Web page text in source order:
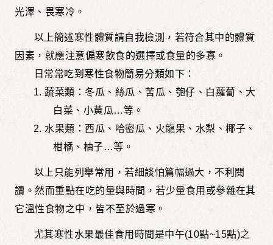
光澤、畏寒冷。
以上簡述寒性體質請自我檢測，若符合其中的體質
因素，就應注意偏寒飲食的選擇或食量的多寡。
日常常吃到寒性食物簡易分類如下：
1. 蔬菜類：冬瓜、絲瓜、苦瓜、匏仔、白蘿蔔、大
白菜、小黃瓜…等。
2. 水果類：西瓜、哈密瓜、火龍果、水梨、椰子、
柑橘、柚子…等。
以上只能列舉常用，若細談怕篇幅過大，不利閱
讀。然而重點在吃的量與時間，若少量食用或參雜在其
它溫性食物之中，皆不至於過寒。
尤其寒性水果最佳食用時間是中午(10點~15點)之